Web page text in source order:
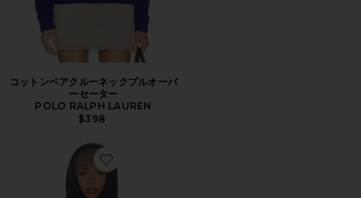
コットンベアクルーネックプルオーバ
ーセーター
POLO RALPH LAUREN
$398
Favorite CLASSIC パーカー